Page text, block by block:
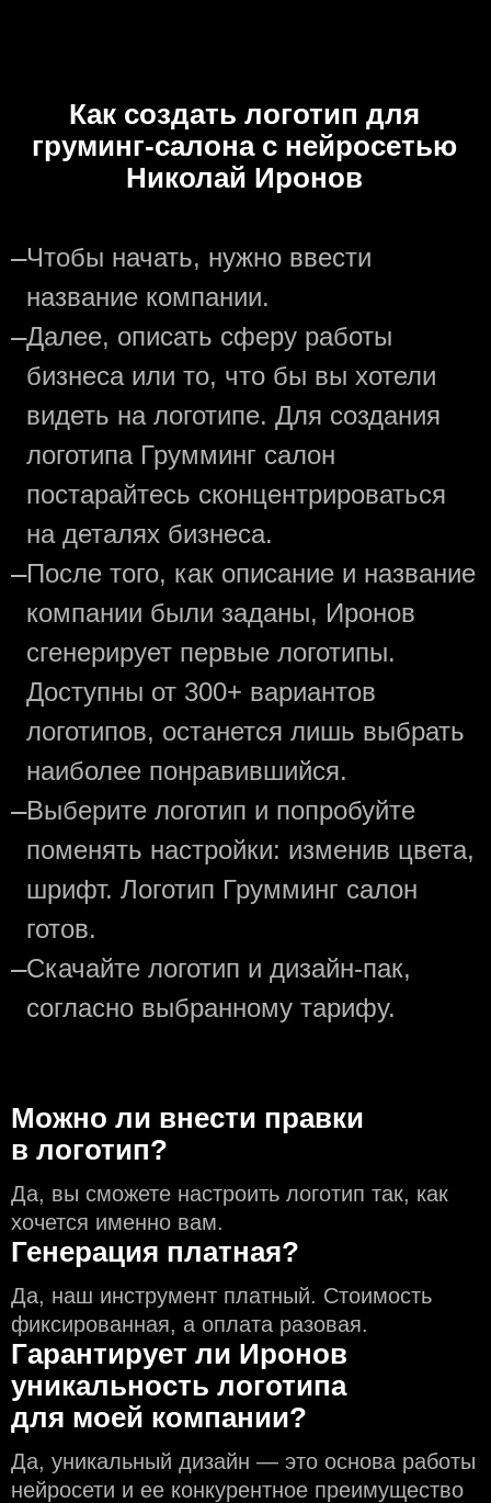
Как создать логотип для
груминг-салона с нейросетью
Николай Иронов
—Чтобы начать, нужно ввести
название компании.
—Далее, описать сферу работы
бизнеса или то, что бы вы хотели
видеть на логотипе. Для создания
логотипа Грумминг салон
постарайтесь сконцентрироваться
на деталях бизнеса.
—После того, как описание и название
компании были заданы, Иронов
сгенерирует первые логотипы.
Доступны от 300+ вариантов
логотипов, останется лишь выбрать
наиболее понравившийся.
—Выберите логотип и попробуйте
поменять настройки: изменив цвета,
шрифт. Логотип Грумминг салон
готов.
—Скачайте логотип и дизайн-пак,
согласно выбранному тарифу.
Можно ли внести правки
в логотип?
Да, вы сможете настроить логотип так, как
хочется именно вам.
Генерация платная?
Да, наш инструмент платный. Стоимость
фиксированная, а оплата разовая.
Гарантирует ли Иронов
уникальность логотипа
для моей компании?
Да, уникальный дизайн — это основа работы
нейросети и еe конкурентное преимущество